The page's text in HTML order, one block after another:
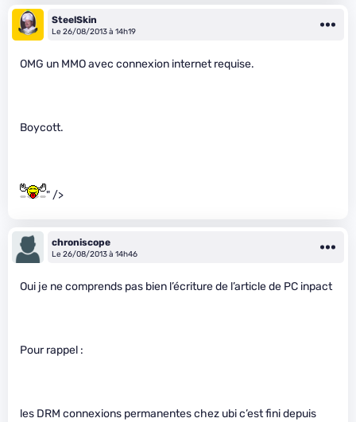
SteelSkin
Le 26/08/2013 à 14h19
OMG un MMO avec connexion internet requise.
Boycott.
" />
chroniscope
Le 26/08/2013 à 14h46
Oui je ne comprends pas bien l’écriture de l’article de PC inpact
Pour rappel :
les DRM connexions permanentes chez ubi c’est fini depuis